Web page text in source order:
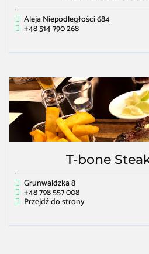
Aleja Niepodległości 684
+48 514 790 268
T-bone
Grunwaldzka 8
+48 798 557 008
Przejdź do strony